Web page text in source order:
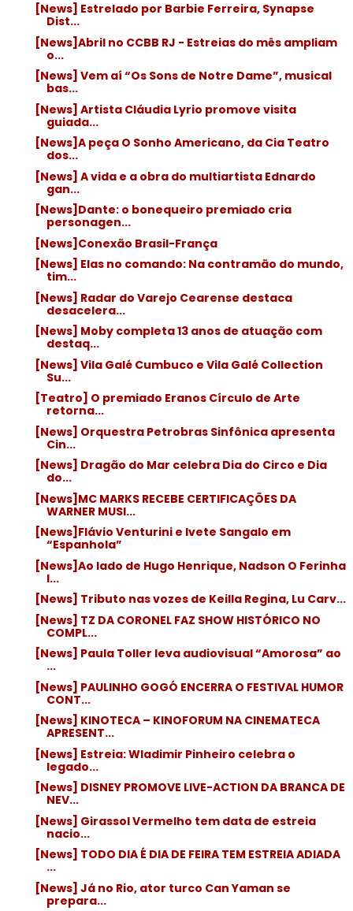
[News] Estrelado por Barbie Ferreira, Synapse
Dist...
[News]Abril no CCBB RJ - Estreias do mês ampliam
o...
[News] Vem aí “Os Sons de Notre Dame”, musical
bas...
[News] Artista Cláudia Lyrio promove visita
guiada...
[News]A peça O Sonho Americano, da Cia Teatro
dos...
[News] A vida e a obra do multiartista Ednardo
gan...
[News]Dante: o bonequeiro premiado cria
personagen...
[News]Conexão Brasil-França
[News] Elas no comando: Na contramão do mundo,
tim...
[News] Radar do Varejo Cearense destaca
desacelera...
[News] Moby completa 13 anos de atuação com
destaq...
[News] Vila Galé Cumbuco e Vila Galé Collection
Su...
[Teatro] O premiado Eranos Círculo de Arte
retorna...
[News] Orquestra Petrobras Sinfônica apresenta
Cin...
[News] Dragão do Mar celebra Dia do Circo e Dia
do...
[News]MC MARKS RECEBE CERTIFICAÇÕES DA
WARNER MUSI...
[News]Flávio Venturini e Ivete Sangalo em
“Espanhola”
[News]Ao lado de Hugo Henrique, Nadson O Ferinha
l...
[News] Tributo nas vozes de Keilla Regina, Lu Carv...
[News] TZ DA CORONEL FAZ SHOW HISTÓRICO NO
COMPL...
[News] Paula Toller leva audiovisual “Amorosa” ao
...
[News] PAULINHO GOGÓ ENCERRA O FESTIVAL HUMOR
CONT...
[News] KINOTECA – KINOFORUM NA CINEMATECA
APRESENT...
[News] Estreia: Wladimir Pinheiro celebra o
legado...
[News] DISNEY PROMOVE LIVE-ACTION DA BRANCA DE
NEV...
[News] Girassol Vermelho tem data de estreia
nacio...
[News] TODO DIA É DIA DE FEIRA TEM ESTREIA ADIADA
...
[News] Já no Rio, ator turco Can Yaman se
prepara...